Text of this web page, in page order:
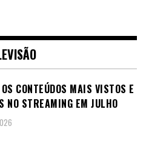
CONTEÚDOS MAIS VISTOS E
NO STREAMING EM JULHO